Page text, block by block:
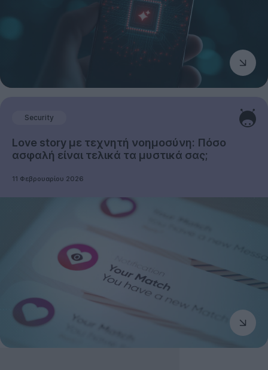
Security
Love story με τεχνητή νοημοσύνη: Πόσο
ασφαλή είναι τελικά τα μυστικά σας;
11 Φεβρουαρίου 2026